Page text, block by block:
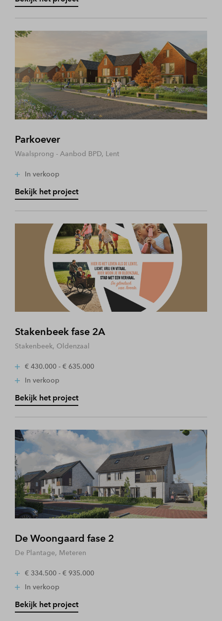
Parkoever
Waalsprong - Aanbod BPD, Lent
In verkoop
Bekijk het project
Stakenbeek fase 2A
Stakenbeek, Oldenzaal
€ 430.000 - € 635.000
In verkoop
Bekijk het project
De Woongaard fase 2
De Plantage, Meteren
€ 334.500 - € 935.000
In verkoop
Bekijk het project